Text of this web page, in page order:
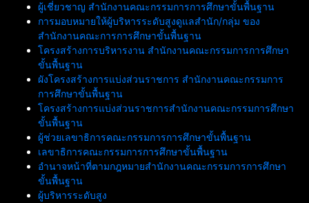
ผู้เชี่ยวชาญ สำนักงานคณะกรรมการการศึกษาขั้นพื้นฐาน
การมอบหมายให้ผู้บริหารระดับสูงดูแลสำนัก/กลุ่ม ของ
สำนักงานคณะการการศึกษาขั้นพื้นฐาน
โครงสร้างการบริหารงาน สำนักงานคณะกรรมการการศึกษา
ขั้นพื้นฐาน
ผังโครงสร้างการแบ่งส่วนราชการ สำนักงานคณะกรรมการ
การศึกษาขั้นพื้นฐาน
โครงสร้างการแบ่งส่วนราชการสำนักงานคณะกรรมการศึกษา
ขั้นพื้นฐาน
ผู้ช่วยเลขาธิการคณะกรรมการการศึกษาขั้นพื้นฐาน
เลขาธิการคณะกรรมการการศึกษาขั้นพื้นฐาน
อำนาจหน้าที่ตามกฎหมายสำนักงานคณะกรรมการการศึกษา
ขั้นพื้นฐาน
ผู้บริหารระดับสูง